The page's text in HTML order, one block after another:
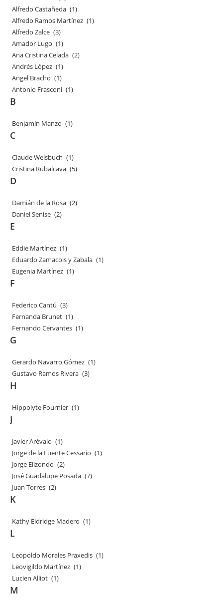
Alfredo Castañeda (1)
Alfredo Ramos Martínez (1)
Alfredo Zalce (3)
Amador Lugo (1)
Ana Cristina Celada (2)
Andrés López (1)
Angel Bracho (1)
Antonio Frasconi (1)
B
Benjamín Manzo (1)
C
Claude Weisbuch (1)
Cristina Rubalcava (5)
D
Damián de la Rosa (2)
Daniel Senise (2)
E
Eddie Martínez (1)
Eduardo Zamacois y Zabala (1)
Eugenia Martínez (1)
F
Federico Cantú (3)
Fernanda Brunet (1)
Fernando Cervantes (1)
G
Gerardo Navarro Gómez (1)
Gustavo Ramos Rivera (3)
H
Hippolyte Fournier (1)
J
Javier Arévalo (1)
Jorge de la Fuente Cessario (1)
Jorge Elizondo (2)
José Guadalupe Posada (7)
Juan Torres (2)
K
Kathy Eldridge Madero (1)
L
Leopoldo Morales Praxedis (1)
Leovigildo Martínez (1)
Lucien Alliot (1)
M